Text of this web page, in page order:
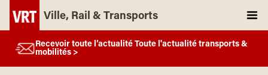
Ville, Rail & Transports
Recevoir toute l’actualité Toute l'actualité transports &
mobilités >